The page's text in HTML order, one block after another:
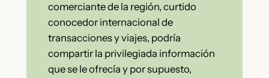
comerciante de la región, curtido
conocedor internacional de
transacciones y viajes, podría
compartir la privilegiada información
que se le ofrecía y por supuesto,